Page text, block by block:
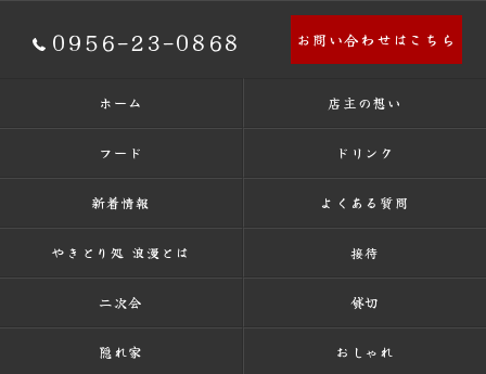
0956-23-0868 お問い合わせはこちら
ホーム 店主の想い
フード ドリンク
新着情報 よくある質問
やきとり処 浪漫とは 接待
二次会 貸切
隠れ家 おしゃれ